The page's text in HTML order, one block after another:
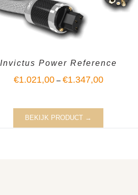
Invictus Power Reference
€1.021,00– €1.347,00
BEKIJK PRODUCT →